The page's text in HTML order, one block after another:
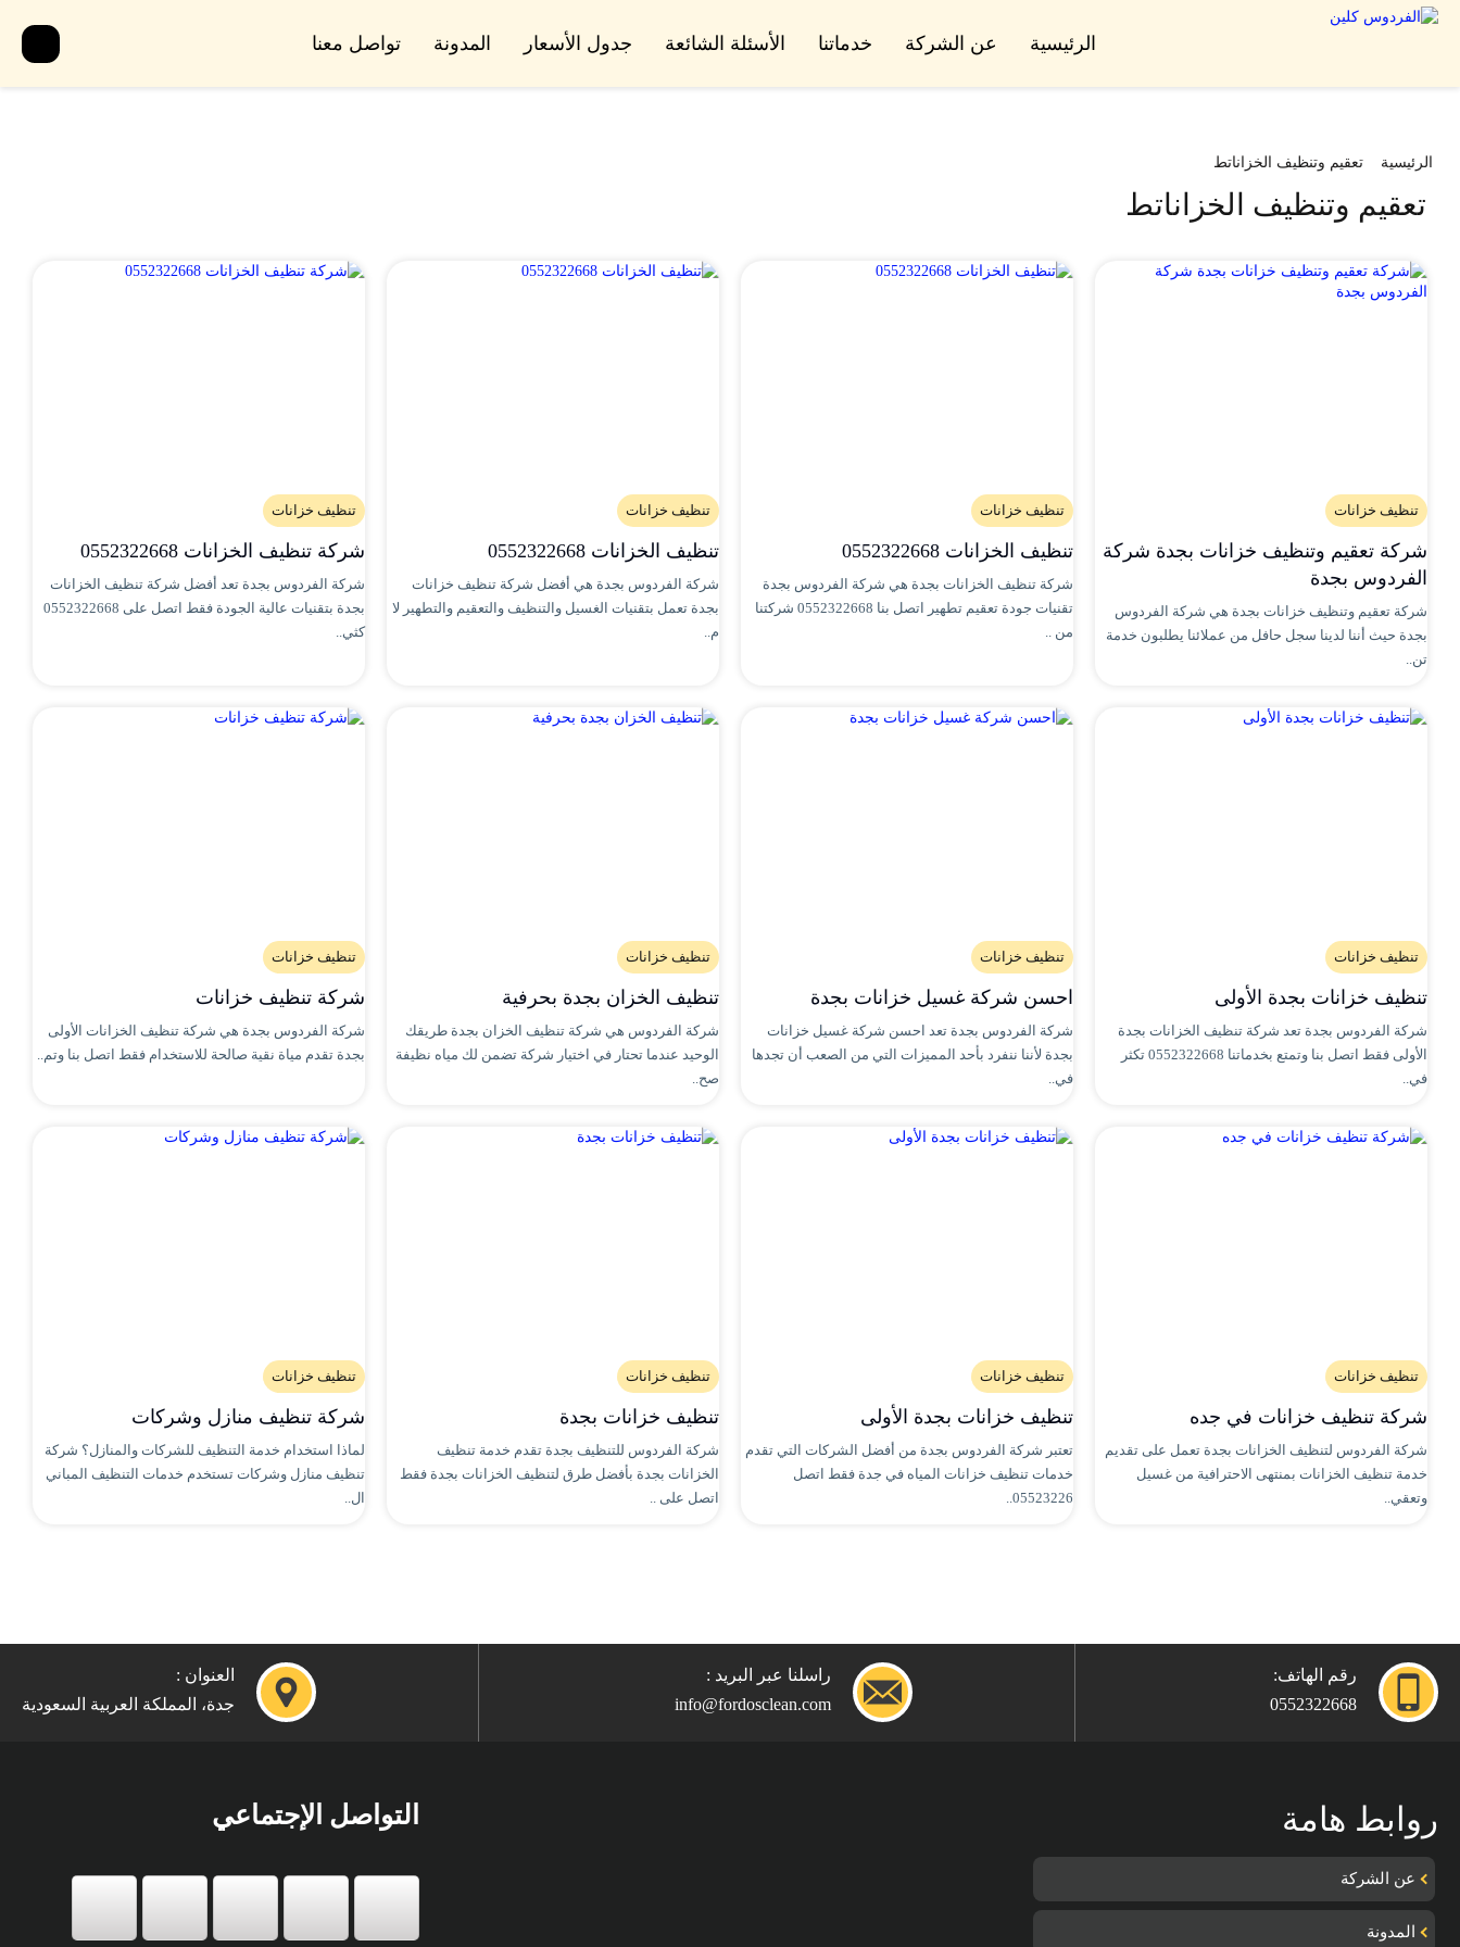
الرئيسية عن الشركة خدماتنا الأسئلة الشائعة جدول الأسعار المدونة تواصل معنا
الرئيسية تعقيم وتنظيف الخزاناتط
تعقيم وتنظيف الخزاناتط
تنظيف خزانات
شركة تعقيم وتنظيف خزانات بجدة شركة
الفردوس بجدة
شركة تعقيم وتنظيف خزانات بجدة هي شركة الفردوس
بجدة حيث أننا لدينا سجل حافل من عملائنا يطلبون خدمة
تن..
تنظيف خزانات
تنظيف الخزانات 0552322668
شركة تنظيف الخزانات بجدة هي شركة الفردوس بجدة
تقنيات جودة تعقيم تطهير اتصل بنا 0552322668 شركتنا
من ..
تنظيف خزانات
تنظيف الخزانات 0552322668
شركة الفردوس بجدة هي أفضل شركة تنظيف خزانات
بجدة تعمل بتقنيات الغسيل والتنظيف والتعقيم والتطهير لا
م..
تنظيف خزانات
شركة تنظيف الخزانات 0552322668
شركة الفردوس بجدة تعد أفضل شركة تنظيف الخزانات
بجدة بتقنيات عالية الجودة فقط اتصل على 0552322668
كثي..
تنظيف خزانات
تنظيف خزانات بجدة الأولى
شركة الفردوس بجدة تعد شركة تنظيف الخزانات بجدة
الأولى فقط اتصل بنا وتمتع بخدماتنا 0552322668 تكثر
في..
تنظيف خزانات
احسن شركة غسيل خزانات بجدة
شركة الفردوس بجدة تعد احسن شركة غسيل خزانات
بجدة لأننا ننفرد بأحد المميزات التي من الصعب أن تجدها
في..
تنظيف خزانات
تنظيف الخزان بجدة بحرفية
شركة الفردوس هي شركة تنظيف الخزان بجدة طريقك
الوحيد عندما تحتار في اختيار شركة تضمن لك مياه نظيفة
صح..
تنظيف خزانات
شركة تنظيف خزانات
شركة الفردوس بجدة هي شركة تنظيف الخزانات الأولى
بجدة تقدم مياة نقية صالحة للاستخدام فقط اتصل بنا وتم..
تنظيف خزانات
شركة تنظيف خزانات في جده
شركة الفردوس لتنظيف الخزانات بجدة تعمل على تقديم
خدمة تنظيف الخزانات بمنتهى الاحترافية من غسيل
وتعقي..
تنظيف خزانات
تنظيف خزانات بجدة الأولى
تعتبر شركة الفردوس بجدة من أفضل الشركات التي تقدم
خدمات تنظيف خزانات المياه في جدة فقط اتصل
05523226..
تنظيف خزانات
تنظيف خزانات بجدة
شركة الفردوس للتنظيف بجدة تقدم خدمة تنظيف
الخزانات بجدة بأفضل طرق لتنظيف الخزانات بجدة فقط
اتصل على ..
تنظيف خزانات
شركة تنظيف منازل وشركات
لماذا استخدام خدمة التنظيف للشركات والمنازل؟ شركة
تنظيف منازل وشركات تستخدم خدمات التنظيف المباني
ال..
رقم الهاتف:
0552322668
راسلنا عبر البريد :
info@fordosclean.com
العنوان :
جدة، المملكة العربية السعودية
روابط هامة
عن الشركة
المدونة
التواصل الإجتماعي